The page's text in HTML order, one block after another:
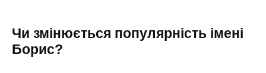
Чи змінюється популярність імені
Борис?